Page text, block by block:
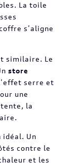
La toile
s’aligne
similaire. Le
store
serre et
une
la
idéal. Un
contre le
et les